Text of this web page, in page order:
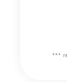
***